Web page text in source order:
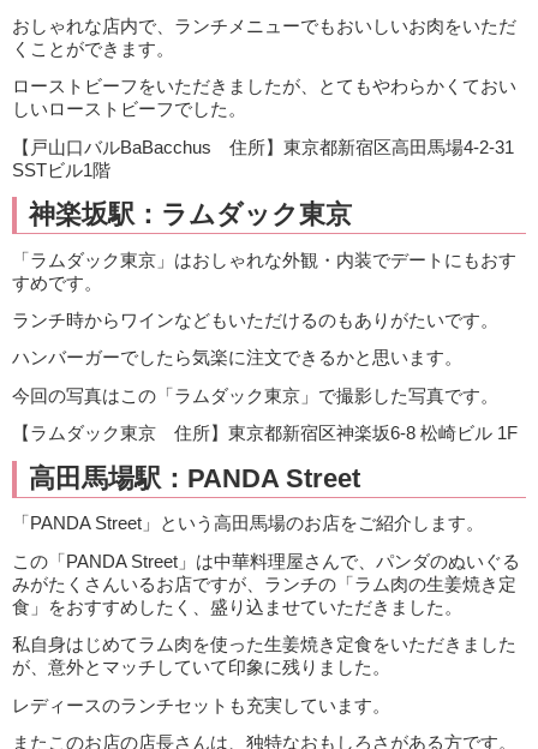
おしゃれな店内で、ランチメニューでもおいしいお肉をいただ
くことができます。
ローストビーフをいただきましたが、とてもやわらかくておい
しいローストビーフでした。
【戸山口バルBaBacchus 住所】東京都新宿区高田馬場4-2-31
SSTビル1階
神楽坂駅：ラムダック東京
「ラムダック東京」はおしゃれな外観・内装でデートにもおす
すめです。
ランチ時からワインなどもいただけるのもありがたいです。
ハンバーガーでしたら気楽に注文できるかと思います。
今回の写真はこの「ラムダック東京」で撮影した写真です。
【ラムダック東京 住所】東京都新宿区神楽坂6-8 松崎ビル 1F
高田馬場駅：PANDA Street
「PANDA Street」という高田馬場のお店をご紹介します。
この「PANDA Street」は中華料理屋さんで、パンダのぬいぐる
みがたくさんいるお店ですが、ランチの「ラム肉の生姜焼き定
食」をおすすめしたく、盛り込ませていただきました。
私自身はじめてラム肉を使った生姜焼き定食をいただきました
が、意外とマッチしていて印象に残りました。
レディースのランチセットも充実しています。
またこのお店の店長さんは、独特なおもしろさがある方です。